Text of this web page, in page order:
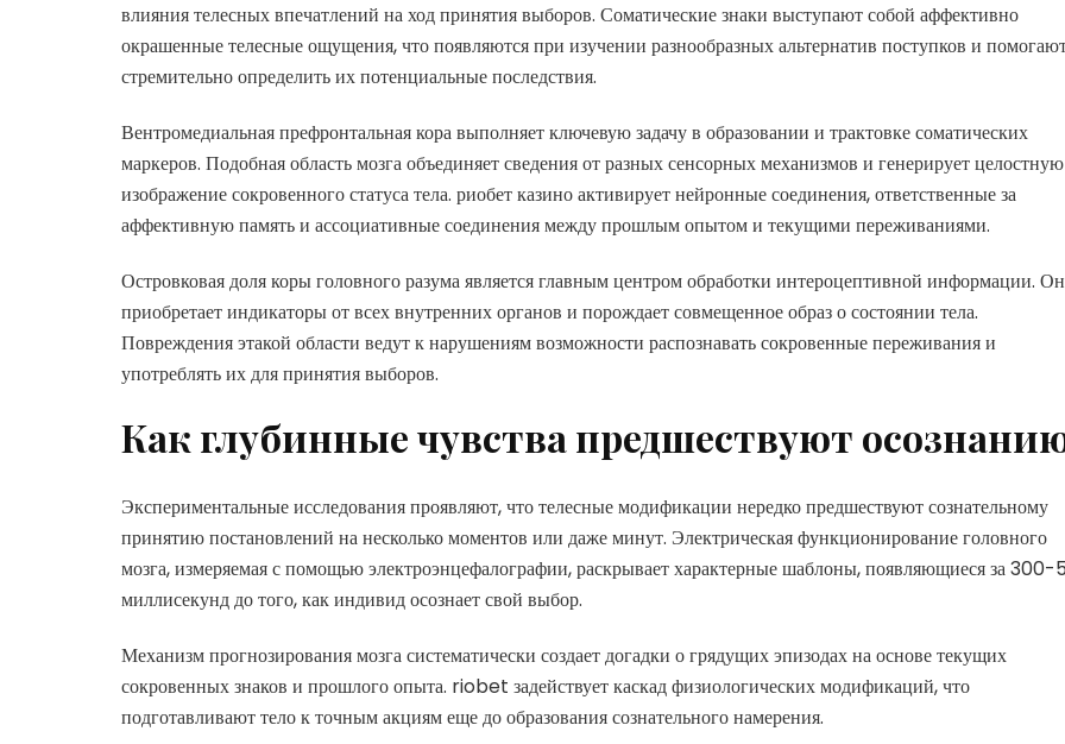
влияния телесных впечатлений на ход принятия выборов. Соматические знаки выступают собой аффективно
окрашенные телесные ощущения, что появляются при изучении разнообразных альтернатив поступков и
стремительно определить их потенциальные последствия.
Вентромедиальная префронтальная кора выполняет ключевую задачу в образовании и трактовке соматических
маркеров. Подобная область мозга объединяет сведения от разных сенсорных механизмов и генерирует целостную
изображение сокровенного статуса тела. риобет казино активирует нейронные соединения, ответственные за
аффективную память и ассоциативные соединения между прошлым опытом и текущими переживаниями.
Островковая доля коры головного разума является главным центром обработки интероцептивной информации.
приобретает индикаторы от всех внутренних органов и порождает совмещенное образ о состоянии тела.
Повреждения этакой области ведут к нарушениям возможности распознавать сокровенные переживания и
употреблять их для принятия выборов.
Как глубинные чувства предшествуют
Экспериментальные исследования проявляют, что телесные модификации нередко предшествуют сознательному
принятию постановлений на несколько моментов или даже минут. Электрическая функционирование головного
мозга, измеряемая с помощью электроэнцефалографии, раскрывает характерные шаблоны, появляющиеся за
миллисекунд до того, как индивид осознает свой выбор.
Механизм прогнозирования мозга систематически создает догадки о грядущих эпизодах на основе текущих
сокровенных знаков и прошлого опыта. riobet задействует каскад физиологических модификаций, что
подготавливают тело к точным акциям еще до образования сознательного намерения.